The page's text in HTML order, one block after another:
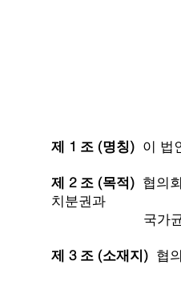
제 1 조 (명칭) 이 법
제 2 조 (목적) 협의
치분권과
국가균형발전에
제 3 조 (소재지) 협